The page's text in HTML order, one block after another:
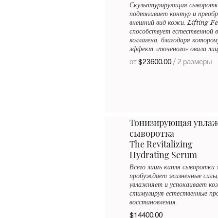
Скульптурирующая
подтягивает контур и
внешний вид кожи. Lifting
способствует естественной
коллагена, благодаря
эффект «точеного» овала
от$23600.00/ 2 размеры
Тонизирующая
сыворотка
The Revitalizing
Hydrating Serum
Всего лишь капля сыворотки
пробуждает жизненные
увлажняет и успокаивает
стимулируя естественные
восстановления.
$14400.00